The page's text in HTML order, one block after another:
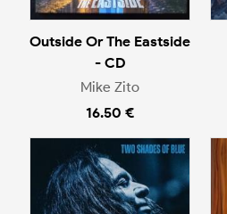
Outside Or The Eastside
- CD
Mike Zito
16.50 €